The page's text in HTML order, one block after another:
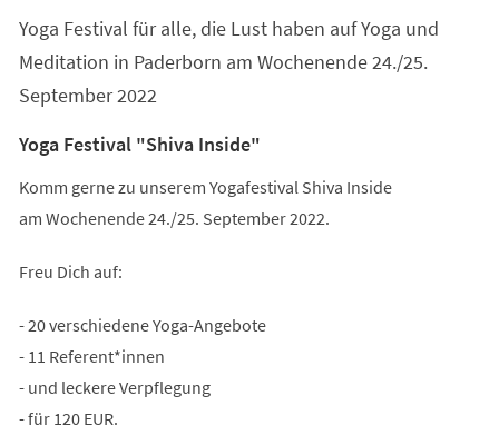
Yoga Festival für alle, die Lust haben auf Yoga und
Meditation in Paderborn am Wochenende 24./25.
September 2022
Yoga Festival "Shiva Inside"
Komm gerne zu unserem Yogafestival Shiva Inside
am Wochenende 24./25. September 2022.
Freu Dich auf:
- 20 verschiedene Yoga-Angebote
- 11 Referent*innen
- und leckere Verpflegung
- für 120 EUR.